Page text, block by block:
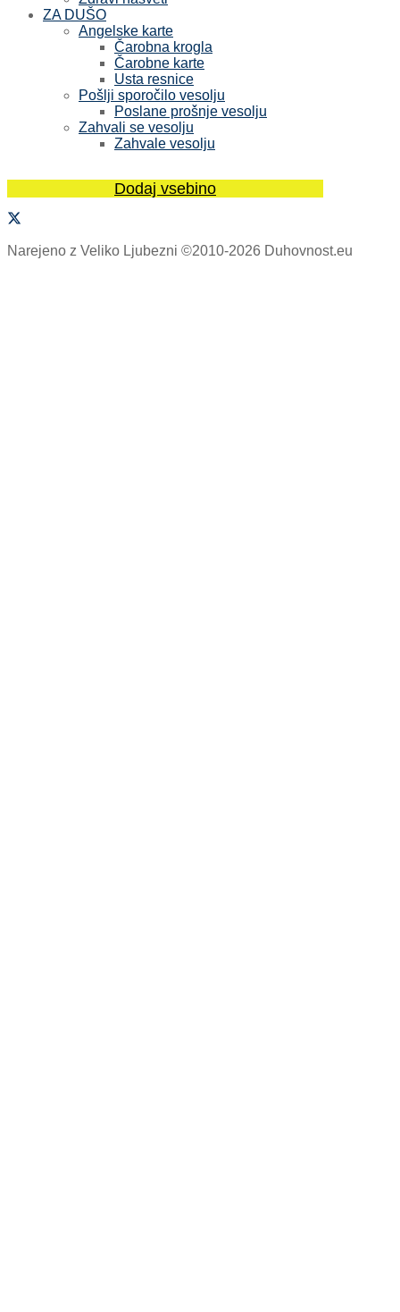
ZA DUŠO
Angelske karte
Čarobna krogla
Čarobne karte
Usta resnice
Pošlji sporočilo vesolju
Poslane prošnje vesolju
Zahvali se vesolju
Zahvale vesolju
Dodaj vsebino
Narejeno z Veliko Ljubezni ©2010-2026 Duhovnost.eu